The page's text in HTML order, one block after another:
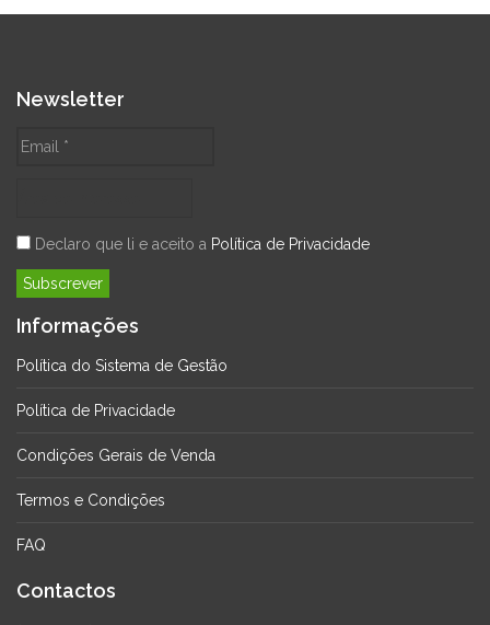
Newsletter
Declaro que li e aceito a Política de Privacidade
Informações
Política do Sistema de Gestão
Política de Privacidade
Condições Gerais de Venda
Termos e Condições
FAQ
Contactos